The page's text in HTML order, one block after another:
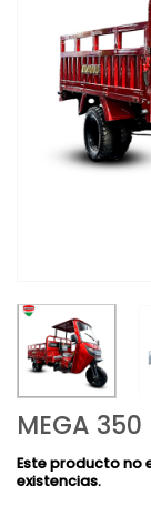
MEGA 350
Este producto no
existencias.